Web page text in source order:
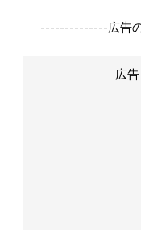
--------------広告
広